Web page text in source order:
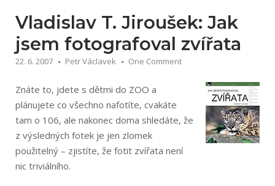
Vladislav T. Jiroušek: Jak
jsem fotografoval zvířata
22. 6. 2007 Petr Václavek One Comment
Znáte to, jdete s dětmi do ZOO a
plánujete co všechno nafotíte, cvakáte
tam o 106, ale nakonec doma shledáte, že
z výsledných fotek je jen zlomek
použitelný – zjistíte, že fotit zvířata není
nic triviálního.